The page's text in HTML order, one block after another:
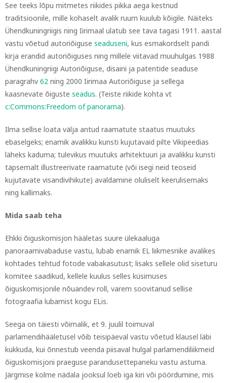
See teeks lõpu mitmetes riikides pikka aega kestnud
traditsioonile, mille kohaselt avalik ruum kuulub kõigile. Näiteks
Ühendkuningriigis ning Iirimaal ulatub see tava tagasi 1911. aastal
vastu võetud autoriõiguse seaduseni, kus esmakordselt pandi
kirja erandid autoriõiguses ning millele viitavad muuhulgas 1988
Ühendkuningriigi Autoriõiguse, disaini ja patentide seaduse
paragrahv 62 ning 2000 Iirimaa Autoriõiguse ja sellega
kaasnevate õiguste seadus. (Teiste riikide kohta vt
c:Commons:Freedom of panorama).
Ilma sellise loata välja antud raamatute staatus muutuks
ebaselgeks; enamik avalikku kunsti kujutavaid pilte Vikipeedias
läheks kaduma; tulevikus muutuks arhitektuuri ja avalikku kunsti
täpsemalt illustreerivate raamatute (või isegi neid teoseid
kujutavate visandivihikute) avaldamine oluliselt keerulisemaks
ning kallimaks.
Mida saab teha
Ehkki õiguskomisjon hääletas suure ülekaaluga
panoraamivabaduse vastu, lubab enamik EL liikmesriike avalikes
kohtades tehtud fotode vabakasutust; lisaks sellele olid siseturu
komitee saadikud, kellele kuulus selles küsimuses
õiguskomisjonile nõuandev roll, varem soovitanud sellise
fotograafia lubamist kogu ELis.
Seega on täiesti võimalik, et 9. juulil toimuval
parlamendihääletusel võib teisipäeval vastu võetud klausel läbi
kukkuda, kui õnnestub veenda piisaval hulgal parlamendiliikmeid
õiguskomisjoni praeguse parandusettepaneku vastu astuma.
Järgmise kolme nädala jooksul loeb iga kiri või pöördumine, mis